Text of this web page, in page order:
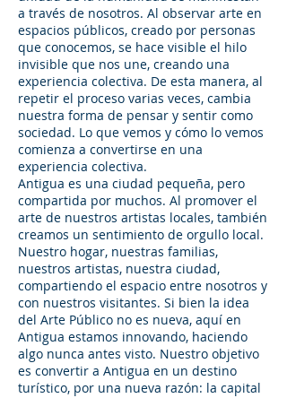
a través de nosotros. Al observar arte en
espacios públicos, creado por personas
que conocemos, se hace visible el hilo
invisible que nos une, creando una
experiencia colectiva. De esta manera, al
repetir el proceso varias veces, cambia
nuestra forma de pensar y sentir como
sociedad. Lo que vemos y cómo lo vemos
comienza a convertirse en una
experiencia colectiva.
Antigua es una ciudad pequeña, pero
compartida por muchos. Al promover el
arte de nuestros artistas locales, también
creamos un sentimiento de orgullo local.
Nuestro hogar, nuestras familias,
nuestros artistas, nuestra ciudad,
compartiendo el espacio entre nosotros y
con nuestros visitantes. Si bien la idea
del Arte Público no es nueva, aquí en
Antigua estamos innovando, haciendo
algo nunca antes visto. Nuestro objetivo
es convertir a Antigua en un destino
turístico, por una nueva razón: la capital